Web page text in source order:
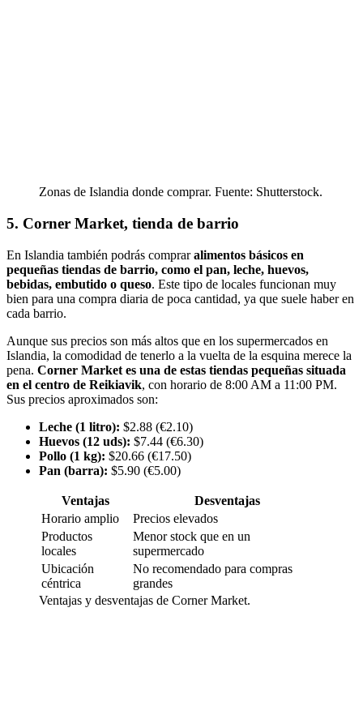
Zonas de Islandia donde comprar. Fuente: Shutterstock.
5. Corner Market, tienda de barrio
En Islandia también podrás compraralimentos básicos en
pequeñas tiendas de barrio, como el pan, leche, huevos,
bebidas, embutido o queso. Este tipo de locales funcionan muy
bien para una compra diaria de poca cantidad, ya que suele haber en
cada barrio.
Aunque sus precios son más altos que en los supermercados en
Islandia, la comodidad de tenerlo a la vuelta de la esquina merece la
pena. Corner Market es una de estas tiendas pequeñas situada
en el centro de Reikiavik, con horario de 8:00 AM a 11:00 PM.
Sus precios aproximados son:
Leche (1 litro): $2.88 (€2.10)
Huevos (12 uds): $7.44 (€6.30)
Pollo (1 kg): $20.66 (€17.50)
Pan (barra): $5.90 (€5.00)
Ventajas
Desventajas
Horario amplio
Precios elevados
Productos
locales
Menor stock que en un
supermercado
Ubicación
céntrica
No recomendado para compras
grandes
Ventajas y desventajas de Corner Market.